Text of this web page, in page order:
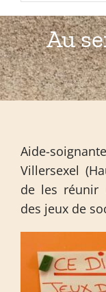
Au
Aide-
Villersexel
de les réunir
des jeux de